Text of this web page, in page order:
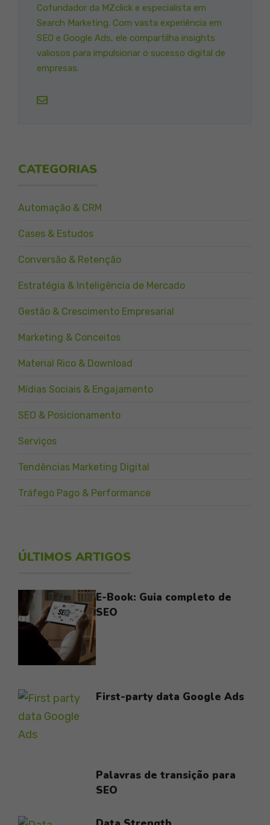
Cofundador da MZclick e especialista em
Search Marketing. Com vasta experiência em
SEO e Google Ads, ele compartilha insights
valiosos para impulsionar o sucesso digital de
empresas.
CATEGORIAS
Automação & CRM
Cases & Estudos
Conversão & Retenção
Estratégia & Inteligência de Mercado
Gestão & Crescimento Empresarial
Marketing & Conceitos
Material Rico & Download
Mídias Sociais & Engajamento
SEO & Posicionamento
Serviços
Tendências Marketing Digital
Tráfego Pago & Performance
ÚLTIMOS ARTIGOS
E-Book: Guia completo de
SEO
First-party data Google Ads
Palavras de transição para
SEO